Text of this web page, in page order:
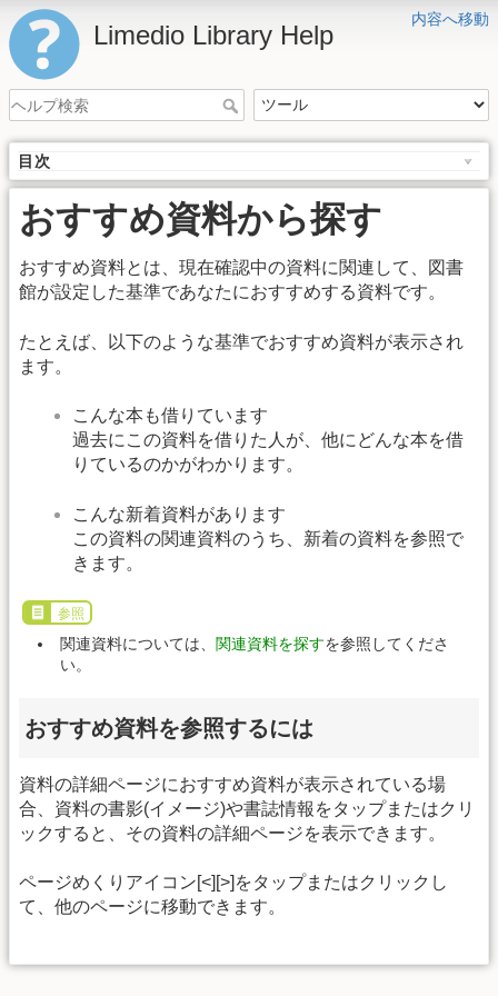
内容へ移動
Limedio Library Help
目次
おすすめ資料から探す
おすすめ資料とは、現在確認中の資料に関連して、図書
館が設定した基準であなたにおすすめする資料です。
たとえば、以下のような基準でおすすめ資料が表示され
ます。
こんな本も借りています
過去にこの資料を借りた人が、他にどんな本を借
りているのかがわかります。
こんな新着資料があります
この資料の関連資料のうち、新着の資料を参照で
きます。
参照
関連資料については、 関連資料を探すを参照してくださ
い。
おすすめ資料を参照するには
資料の詳細ページにおすすめ資料が表示されている場
合、資料の書影(イメージ)や書誌情報をタップまたはクリ
ックすると、その資料の詳細ページを表示できます。
ページめくりアイコン[<][>]をタップまたはクリックし
て、他のページに移動できます。